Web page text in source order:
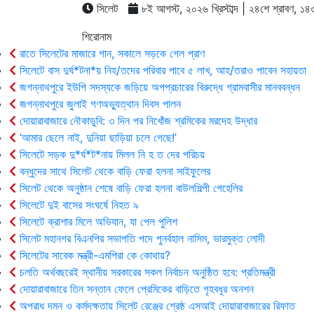
সিলেট
৮ই আগস্ট, ২০২৬ খ্রিস্টাব্দ | ২৪শে শ্রাবণ,
শিরোনাম
রাতে সিলেটের মাজারে গান, সকালে সড়কে গেল প্রাণ
সিলেটে বাস দুর্ঘ*টনা*য় নিহ/তদের পরিবার পাবে ৫ লাখ, আহ/তরাও পাবেন সহায়তা
জগন্নাথপুরে ইউপি সদস্যকে জড়িয়ে অপপ্রচারের বিরুদ্ধে গ্রামবাসীর মানববন্ধন
জগন্নাথপুরে জুলাই গণঅভ্যুত্থান দিবস পালন
দোয়ারাবাজারে নৌকাডুবি: ৩ দিন পর নিখোঁজ শ্রমিকের মরদেহ উদ্ধার
‘আমার ছেলে নাই, দুনিয়া ছাড়িয়া চলে গেছে!’
সিলেটে সড়ক দু*র্ঘ*ট*নায় মিলল নি হ ত দের পরিচয়
বন্ধুদের সাথে সিলেট থেকে বাড়ি ফেরা হলনা সাইফুলের
সিলেট থেকে অনুষ্ঠান শেষে বাড়ি ফেরা হলনা বাউলশিল্পী পেহেলির
সিলেটে দুই বাসের সংঘর্ষে নিহত ৯
সিলেটে ক্রাশার মিলে অভিযান, যা পেল পুলিশ
সিলেট মহানগর বিএনপির সভাপতি পদে পুনর্বহাল নাসিম, ভারমুক্ত লোদী
সিলেটের সাবেক মন্ত্রী-এমপিরা কে কোথায়?
চলতি অর্থবছরেই স্থানীয় সরকারের সকল নির্বাচন অনুষ্ঠিত হবে: প্রতিমন্ত্রী
দোয়ারাবাজারে তিন সন্তান ফেলে প্রেমিকের বাড়িতে গৃহবধূর অনশন
অপরাধ দমন ও কর্মদক্ষতায় সিলেট রেঞ্জের শ্রেষ্ঠ এসআই দোয়ারাবাজারের রিফাত